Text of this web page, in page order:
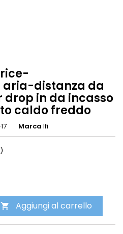
distanza da
drop in da incasso
caldo freddo
Marca Ifi
 Aggiungi al carrello